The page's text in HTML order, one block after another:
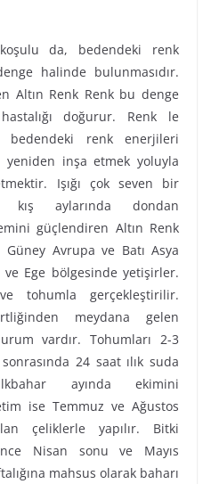
da, bedendeki renk
halinde bulunmasıdır.
Altın Renk Renk bu denge
doğurur. Renk le
renk enerjileri
yeniden inşa etmek yoluyla
Işığı çok seven bir
aylarında dondan
güçlendiren Altın Renk
Avrupa ve Batı Asya
Ege bölgesinde yetişirler.
tohumla gerçekleştirilir.
meydana gelen
vardır. Tohumları 2-3
24 saat ılık suda
ayında ekimini
ise Temmuz ve Ağustos
çeliklerle yapılır. Bitki
Nisan sonu ve Mayıs
mahsus olarak baharı